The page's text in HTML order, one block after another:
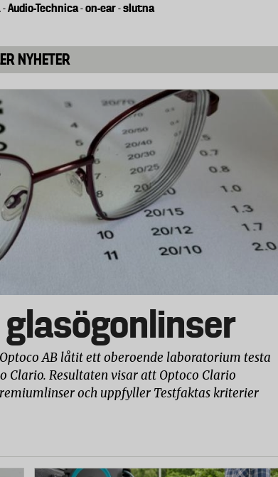
halvöppen konstruktion.
sätt bättre än öppna, och hindrar ljud från
-Audio-Technica-on-ear-slutna
NYHETER
AB låtit ett oberoende laboratorium testa
Clario. Resultaten visar att Optoco Clario
och uppfyller Testfaktas kriterier